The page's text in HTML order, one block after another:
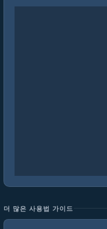
더 많은 사용법 가이드